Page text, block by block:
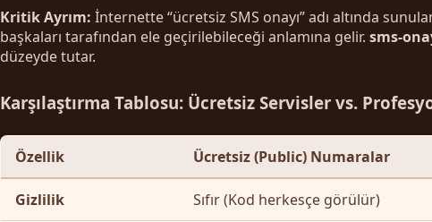
Kritik Ayrım: İnternette “ücretsiz SMS onayı” adı altında
başkaları tarafından ele geçirilebileceği anlamına gelir. sms-
düzeyde tutar.
Karşılaştırma Tablosu: Ücretsiz Servisler vs.
Özellik Ücretsiz (Public) Numaralar
Gizlilik Sıfır (Kod herkesçe görülür)